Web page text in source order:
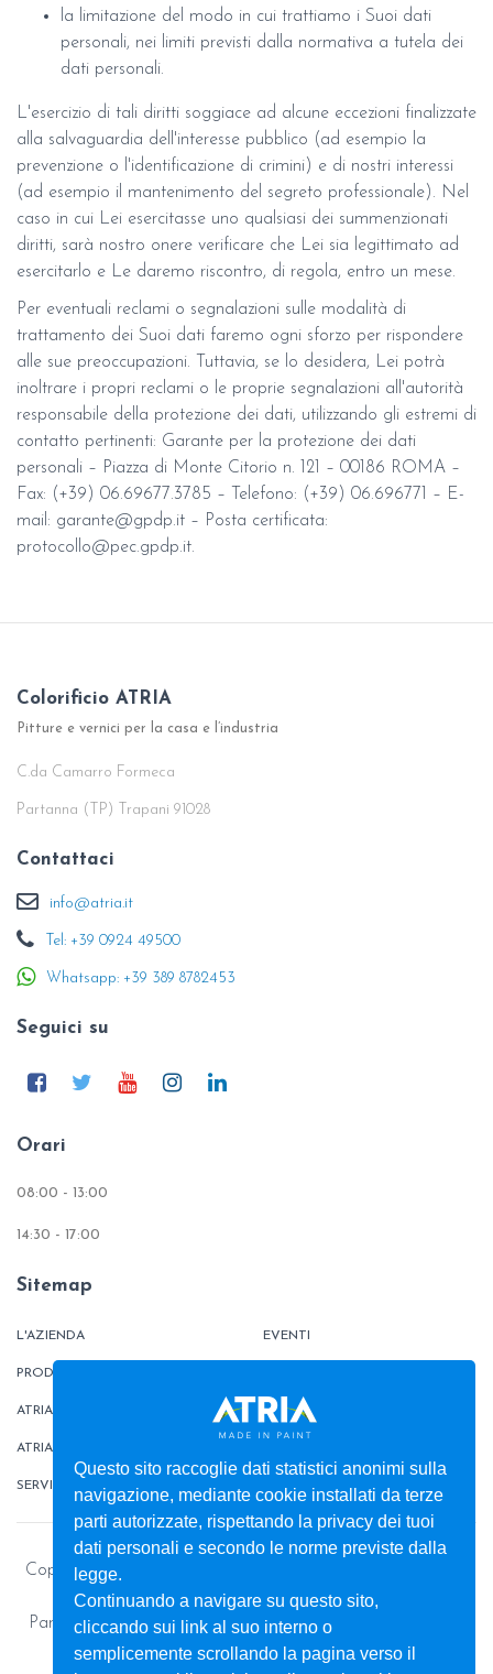
Questo sito raccoglie dati statistici anonimi sulla
navigazione, mediante cookie installati da terze
parti autorizzate, rispettando la privacy dei tuoi
dati personali e secondo le norme previste dalla
legge.
Continuando a navigare su questo sito,
cliccando sui link al suo interno o
semplicemente scrollando la pagina verso il
la limitazione del modo in cui trattiamo i Suoi dati
personali, nei limiti previsti dalla normativa a tutela dei
dati personali.
L'esercizio di tali diritti soggiace ad alcune eccezioni finalizzate
alla salvaguardia dell'interesse pubblico (ad esempio la
prevenzione o l'identificazione di crimini) e di nostri interessi
(ad esempio il mantenimento del segreto professionale). Nel
caso in cui Lei esercitasse uno qualsiasi dei summenzionati
diritti, sarà nostro onere verificare che Lei sia legittimato ad
esercitarlo e Le daremo riscontro, di regola, entro un mese.
Per eventuali reclami o segnalazioni sulle modalità di
trattamento dei Suoi dati faremo ogni sforzo per rispondere
alle sue preoccupazioni. Tuttavia, se lo desidera, Lei potrà
inoltrare i propri reclami o le proprie segnalazioni all'autorità
responsabile della protezione dei dati, utilizzando gli estremi di
contatto pertinenti: Garante per la protezione dei dati
personali – Piazza di Monte Citorio n. 121 – 00186 ROMA –
Fax: (+39) 06.69677.3785 – Telefono: (+39) 06.696771 – E-
mail: garante@gpdp.it – Posta certificata:
protocollo@pec.gpdp.it.
Colorificio ATRIA
Pitture e vernici per la casa e l’industria
C.da Camarro Formeca
Partanna (TP) Trapani 91028
Contattaci
info@atria.it
Tel: +39 0924 49500
Whatsapp: +39 389 8782453
Seguici su
Orari
08:00 - 13:00
14:30 - 17:00
Sitemap
L'AZIENDA
PRODOTTI
ATRIATHERMIKA
ATRIAFLOOR
SERVIZI
EVENTI
CONTATTI
BOX
Copyright © 2026 - Colorificio ATRIA S.r.l. - Pitture e vernici
per la casa e l’industria
Partita Iva: 00013450812 - Capitale Sociale: € 1.398.289,91
Privacy Policy